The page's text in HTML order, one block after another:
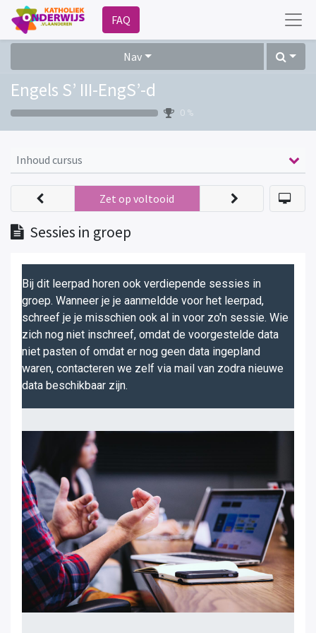
FAQ
Nav
Engels S’ III-EngS’-d
0 %
Inhoud cursus
Sessies in groep
Zet op voltooid
Bij dit leerpad horen ook verdiepende sessies in
groep. Wanneer je je aanmeldde voor het leerpad,
schreef je je misschien ook al in voor zo'n sessie. Wie
zich nog niet inschreef, omdat de voorgestelde data
niet pasten of omdat er nog geen data ingepland
waren, contacteren we zelf via mail van zodra nieuwe
data beschikbaar zijn.